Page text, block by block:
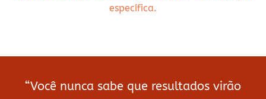
específica.
“Você nunca sabe que resultados virão